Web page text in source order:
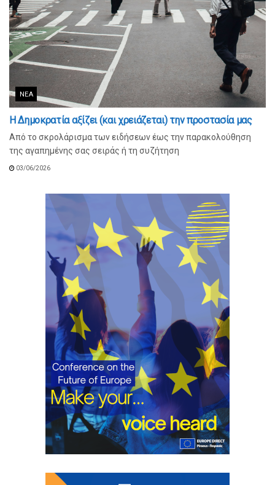
ΝΈΑ
Η Δημοκρατία αξίζει (και χρειάζεται) την προστασία μας
Από το σκρολάρισμα των ειδήσεων έως την παρακολούθηση
της αγαπημένης σας σειράς ή τη συζήτηση
03/06/2026